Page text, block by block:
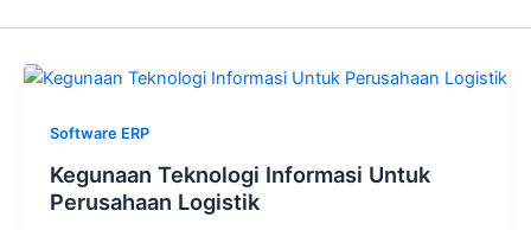
Software ERP
Kegunaan Teknologi Informasi Untuk
Perusahaan Logistik